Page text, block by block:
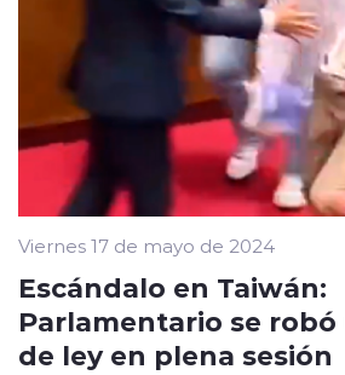
Viernes 17 de mayo de 2024
Escándalo en Taiwán:
Parlamentario se
de ley en plena sesión